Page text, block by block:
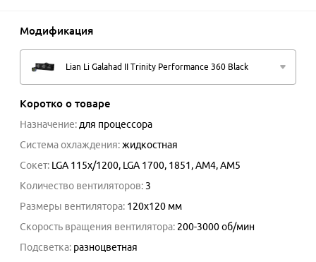
Модификация
Lian Li Galahad II Trinity Performance 360 Black
Коротко о товаре
Назначение: для процессора
Система охлаждения:жидкостная
Сокет: LGA 115x/1200, LGA 1700, 1851, AM4, AM5
Количество вентиляторов: 3
Размеры вентилятора: 120x120 мм
Скорость вращения вентилятора: 200-3000об/мин
Подсветка: разноцветная